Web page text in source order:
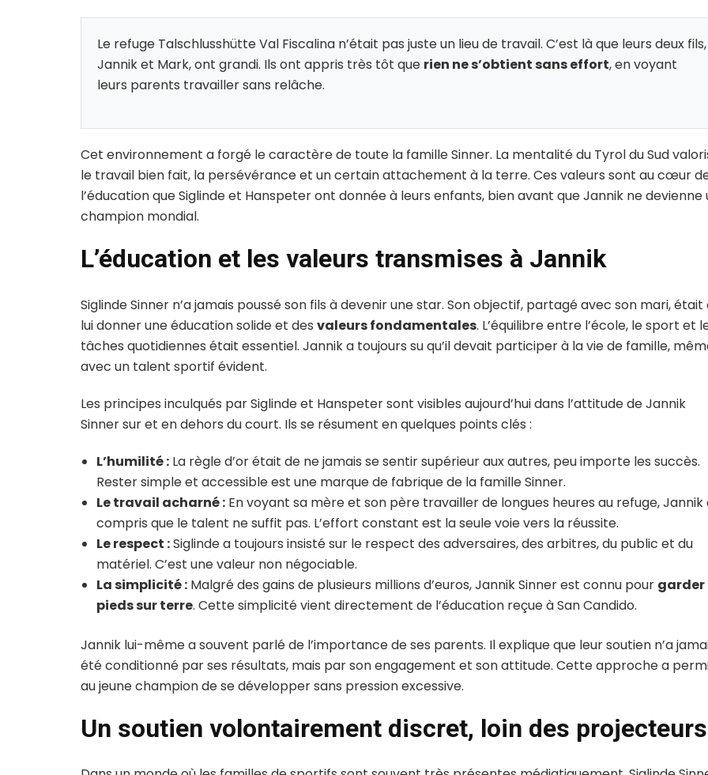
Le refuge Talschlusshütte Val Fiscalina n’était pas juste un lieu de travail. C’est là que leurs deux fils,
Jannik et Mark, ont grandi. Ils ont appris très tôt que rien ne s’obtient sans effort, en voyant
leurs parents travailler sans relâche.
Cet environnement a forgé le caractère de toute la famille Sinner. La mentalité du Tyrol du Sud
le travail bien fait, la persévérance et un certain attachement à la terre. Ces valeurs sont au cœur
l’éducation que Siglinde et Hanspeter ont donnée à leurs enfants, bien avant que Jannik ne devienne
champion mondial.
L’éducation et les valeurs transmises à Jannik
Siglinde Sinner n’a jamais poussé son fils à devenir une star. Son objectif, partagé avec son mari, était
lui donner une éducation solide et des valeurs fondamentales. L’équilibre entre l’école, le sport et
tâches quotidiennes était essentiel. Jannik a toujours su qu’il devait participer à la vie de famille,
avec un talent sportif évident.
Les principes inculqués par Siglinde et Hanspeter sont visibles aujourd’hui dans l’attitude de Jannik
Sinner sur et en dehors du court. Ils se résument en quelques points clés :
L’humilité : La règle d’or était de ne jamais se sentir supérieur aux autres, peu importe les succès.
Rester simple et accessible est une marque de fabrique de la famille Sinner.
Le travail acharné : En voyant sa mère et son père travailler de longues heures au refuge, Jannik
compris que le talent ne suffit pas. L’effort constant est la seule voie vers la réussite.
Le respect :Siglinde a toujours insisté sur le respect des adversaires, des arbitres, du public et du
matériel. C’est une valeur non négociable.
La simplicité : Malgré des gains de plusieurs millions d’euros, Jannik Sinner est connu pour garder
pieds sur terre. Cette simplicité vient directement de l’éducation reçue à San Candido.
Jannik lui-même a souvent parlé de l’importance de ses parents. Il explique que leur soutien n’a
été conditionné par ses résultats, mais par son engagement et son attitude. Cette approche a
au jeune champion de se développer sans pression excessive.
Un soutien volontairement discret, loin des projecteurs